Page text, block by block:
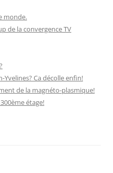
monde.
de la convergence TV
Yvelines? Ca décolle enfin!
de la magnéto-plasmique!
étage!